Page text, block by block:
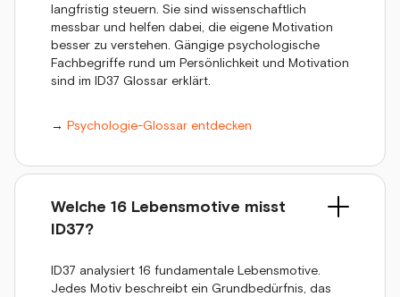
langfristig steuern. Sie sind wissenschaftlich
messbar und helfen dabei, die eigene Motivation
besser zu verstehen. Gängige psychologische
Fachbegriffe rund um Persönlichkeit und Motivation
sind im ID37 Glossar erklärt.
→ Psychologie-Glossar entdecken
Welche 16 Lebensmotive misst
ID37?
ID37 analysiert 16 fundamentale Lebensmotive.
Jedes Motiv beschreibt ein Grundbedürfnis, das